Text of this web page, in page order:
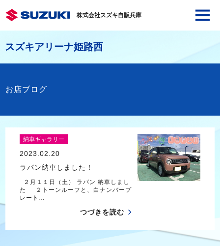
株式会社スズキ自販兵庫
スズキアリーナ姫路西
お店ブログ
納車ギャラリー
2023.02.20
ラパン納車しました！
２月１１日（土） ラパン 納車しまし
た ２トーンルーフと、白ナンバープ
レート…
つづきを読む